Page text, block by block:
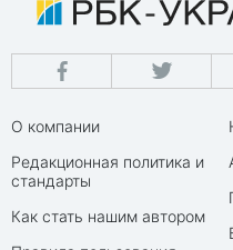
О компании
Редакционная политика и
стандарты
Как стать нашим автором